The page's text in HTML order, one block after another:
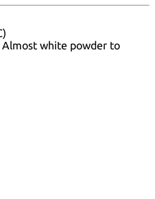
white powder to